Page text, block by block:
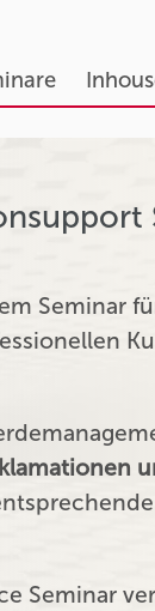
Seminar
Seminar